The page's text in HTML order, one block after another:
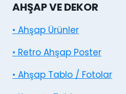
AHŞAP VE DEKOR
• Ahşap Ürünler
• Retro Ahşap Poster
• Ahşap Tablo / Fotolar